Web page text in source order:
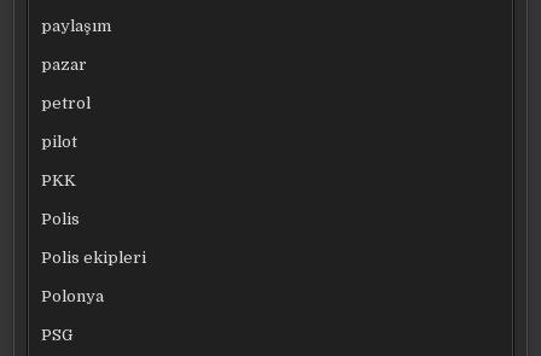
paylaşım
pazar
petrol
pilot
PKK
Polis
Polis ekipleri
Polonya
PSG